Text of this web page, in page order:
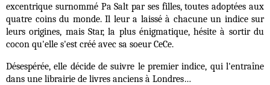
excentrique surnommé Pa Salt par ses filles, toutes adoptées aux
quatre coins du monde. Il leur a laissé à chacune un indice sur
leurs origines, mais Star, la plus énigmatique, hésite à sortir du
cocon qu'elle s'est créé avec sa soeur CeCe.
Désespérée, elle décide de suivre le premier indice, qui l'entraîne
dans une librairie de livres anciens à Londres…